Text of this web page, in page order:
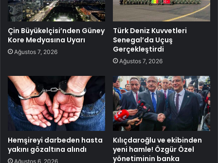
Çin Büyükelçisi’nden Güney
Kore Medyasına Uyarı
Ağustos 7, 2026
Türk Deniz Kuvvetleri
Senegal’da Uçuş
Gerçekleştirdi
Ağustos 7, 2026
Hemşireyi darbeden hasta
yakını gözaltına alındı
Ağustos 6, 2026
Kılıçdaroğlu ve ekibinden
yeni hamle! Özgür Özel
yönetiminin banka